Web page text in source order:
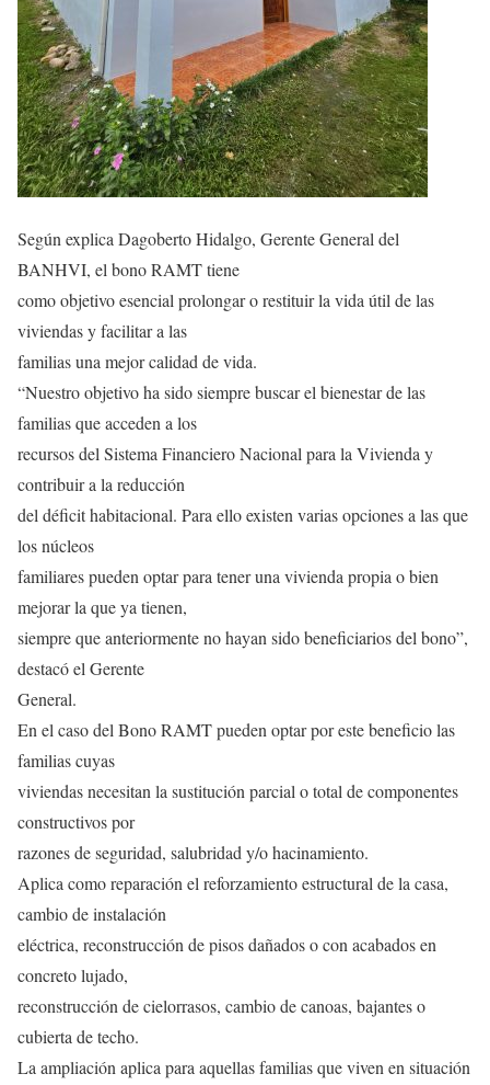
Según explica Dagoberto Hidalgo, Gerente General del
BANHVI, el bono RAMT tiene
como objetivo esencial prolongar o restituir la vida útil de las
viviendas y facilitar a las
familias una mejor calidad de vida.
“Nuestro objetivo ha sido siempre buscar el bienestar de las
familias que acceden a los
recursos del Sistema Financiero Nacional para la Vivienda y
contribuir a la reducción
del déficit habitacional. Para ello existen varias opciones a las que
los núcleos
familiares pueden optar para tener una vivienda propia o bien
mejorar la que ya tienen,
siempre que anteriormente no hayan sido beneficiarios del bono”,
destacó el Gerente
General.
En el caso del Bono RAMT pueden optar por este beneficio las
familias cuyas
viviendas necesitan la sustitución parcial o total de componentes
constructivos por
razones de seguridad, salubridad y/o hacinamiento.
Aplica como reparación el reforzamiento estructural de la casa,
cambio de instalación
eléctrica, reconstrucción de pisos dañados o con acabados en
concreto lujado,
reconstrucción de cielorrasos, cambio de canoas, bajantes o
cubierta de techo.
La ampliación aplica para aquellas familias que viven en situación